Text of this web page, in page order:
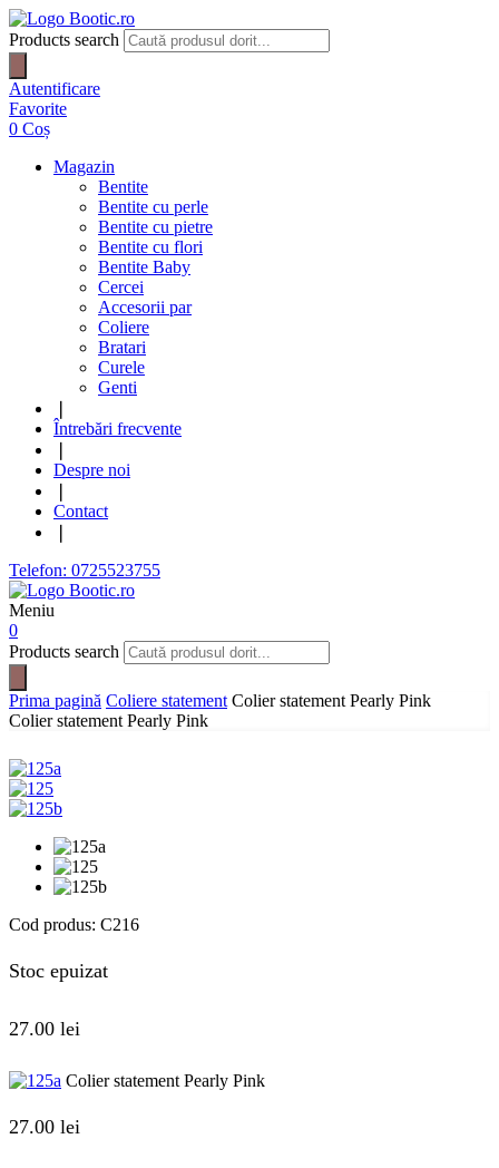
Products search
Autentificare
Favorite
0 Coș
Magazin
Bentite
Bentite cu perle
Bentite cu pietre
Bentite cu flori
Bentite Baby
Cercei
Accesorii par
Coliere
Bratari
Curele
Genti
Întrebări frecvente
Despre noi
Contact
Telefon: 0725523755
Meniu
0
Products search
Prima pagină Coliere statement Colier statement Pearly Pink
Colier statement Pearly Pink
Cod produs: C216
Stoc epuizat
27.00 lei
Colier statement Pearly Pink
27.00 lei